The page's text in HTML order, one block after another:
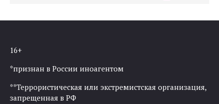
16+
*признан в России иноагентом
**Террористическая или экстремистская организация,
запрещенная в РФ